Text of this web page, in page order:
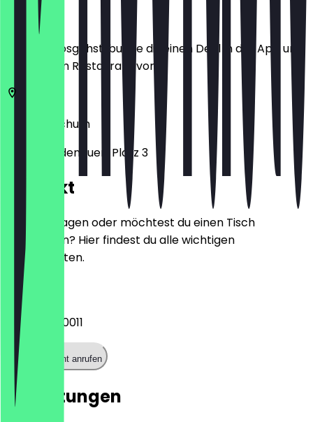
Bevor du losgehst, buche dir einen Deal in der App und
zeige ihn im Restaurant vor.
Bochum
Konrad-Adenauer-Platz 3
Kontakt
Hast du Fragen oder möchtest du einen Tisch
reservieren? Hier findest du alle wichtigen
Kontaktdaten.
Telefon
0234 90200011
Restaurant anrufen
Bewertungen